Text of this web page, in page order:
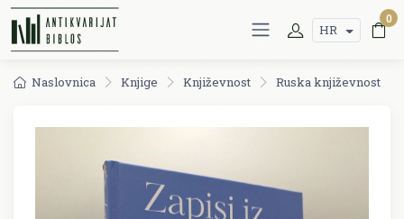
HR
0
Naslovnica Knjige Književnost Ruska književnost